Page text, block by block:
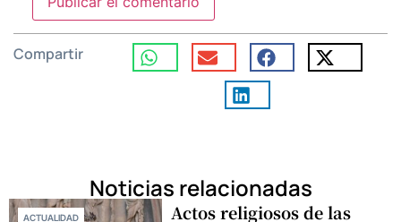
Compartir
Noticias relacionadas
ACTUALIDAD Actos religiosos de las